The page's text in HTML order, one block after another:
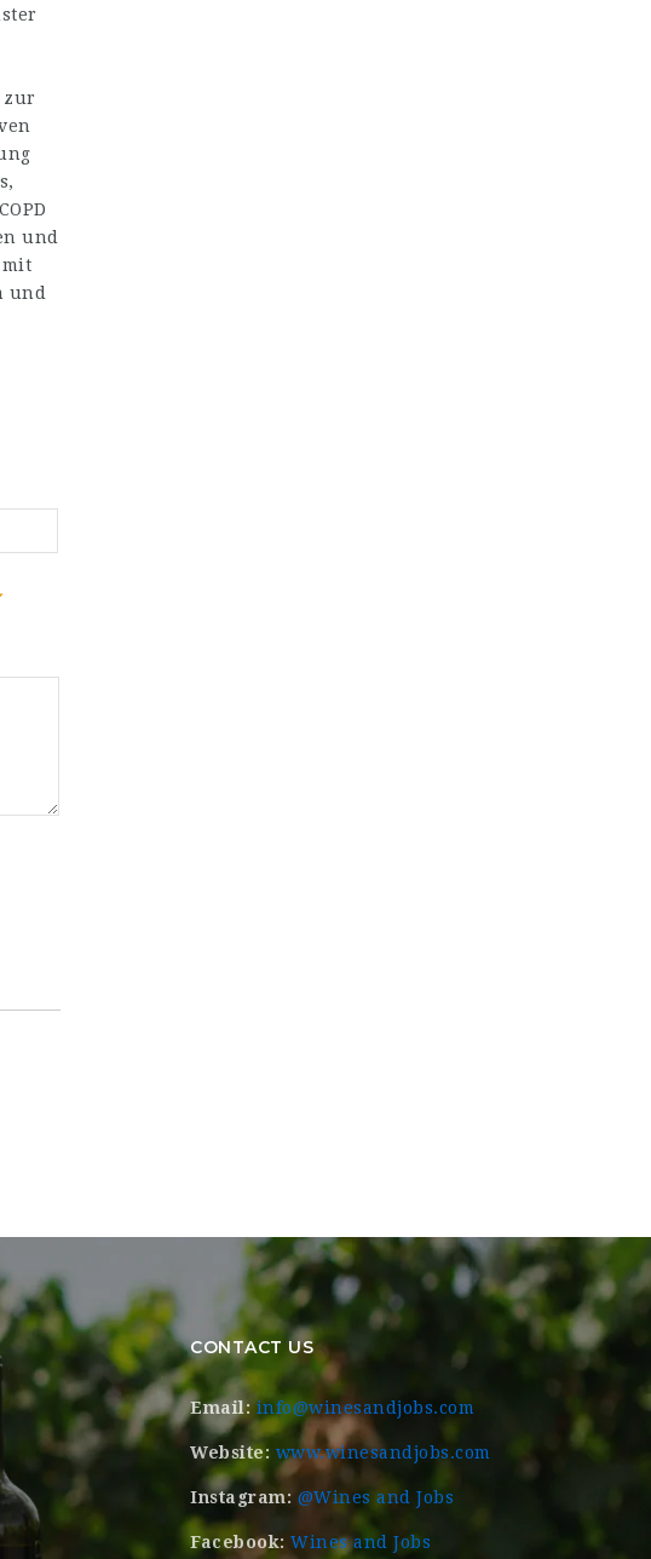
zur
und
mit
und
CONTACT US
Email: info@winesandjobs.com
Website: www.winesandjobs.com
Instagram: @Wines and Jobs
Facebook: Wines and Jobs